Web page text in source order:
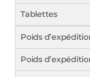
Tablettes
Poids
Poids